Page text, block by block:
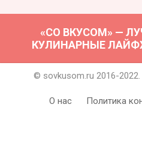
«СО ВКУСОМ» —
КУЛИНАРНЫЕ
© sovkusom.ru 2016-
О нас Политика